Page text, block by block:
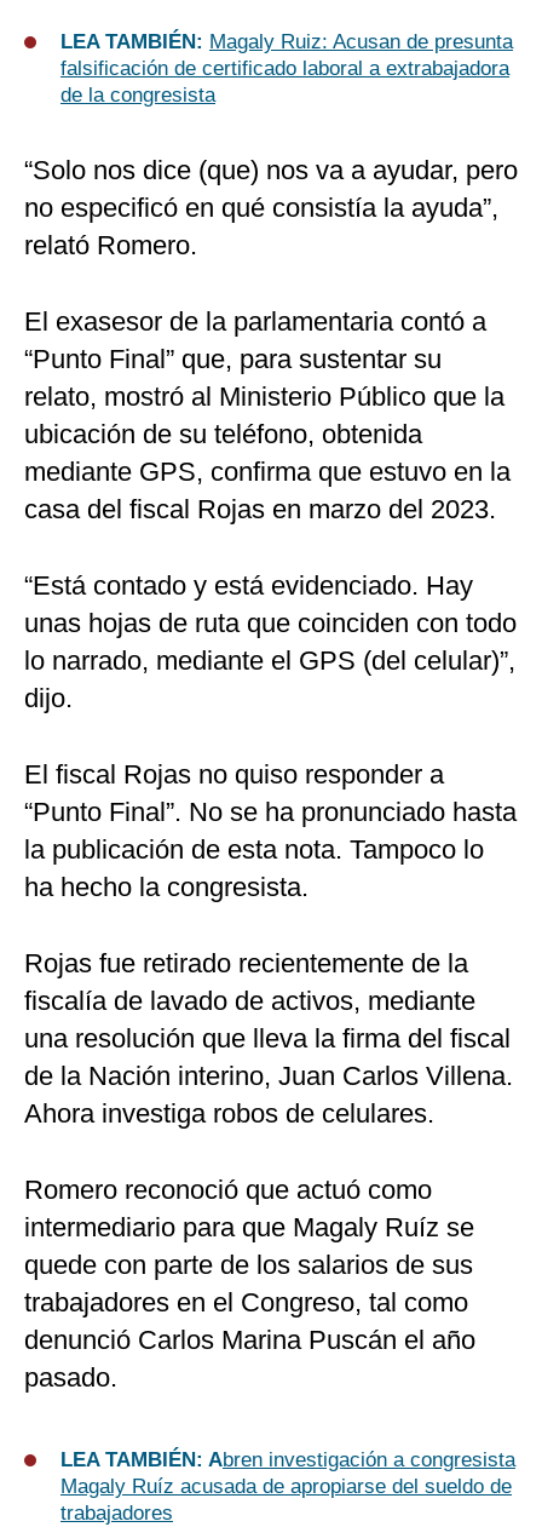
LEA TAMBIÉN: Magaly Ruiz: Acusan de presunta
falsificación de certificado laboral a extrabajadora
de la congresista
“Solo nos dice (que) nos va a ayudar, pero
no especificó en qué consistía la ayuda”,
relató Romero.
El exasesor de la parlamentaria contó a
“Punto Final” que, para sustentar su
relato, mostró al Ministerio Público que la
ubicación de su teléfono, obtenida
mediante GPS, confirma que estuvo en la
casa del fiscal Rojas en marzo del 2023.
“Está contado y está evidenciado. Hay
unas hojas de ruta que coinciden con todo
lo narrado, mediante el GPS (del celular)”,
dijo.
El fiscal Rojas no quiso responder a
“Punto Final”. No se ha pronunciado hasta
la publicación de esta nota. Tampoco lo
ha hecho la congresista.
Rojas fue retirado recientemente de la
fiscalía de lavado de activos, mediante
una resolución que lleva la firma del fiscal
de la Nación interino, Juan Carlos Villena.
Ahora investiga robos de celulares.
Romero reconoció que actuó como
intermediario para que Magaly Ruíz se
quede con parte de los salarios de sus
trabajadores en el Congreso, tal como
denunció Carlos Marina Puscán el año
pasado.
LEA TAMBIÉN: Abren investigación a congresista
Magaly Ruíz acusada de apropiarse del sueldo de
trabajadores